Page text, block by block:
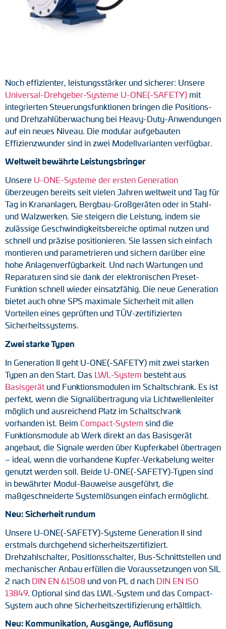
Tacho-Generatoren
Impulsumformer
Frequenz-Spannungs-Wandler
Handmessgeräte
Kabelschutz
Zwischenflansche
Adapterwellen
Drehmomentstützen
DC Motoren
AC Synchrongeneratoren
Noch effizienter, leistungsstärker und sicherer: Unsere
Universal-Drehgeber-Systeme U-ONE(-SAFETY) mit
integrierten Steuerungsfunktionen bringen die Positions-
und Drehzahlüberwachung bei Heavy-Duty-Anwendungen
auf ein neues Niveau. Die modular aufgebauten
Effizienzwunder sind in zwei Modellvarianten verfügbar.
Weltweit bewährte Leistungsbringer
Unsere U-ONE-Systeme der ersten Generation
überzeugen bereits seit vielen Jahren weltweit und Tag für
Tag in Krananlagen, Bergbau-Großgeräten oder in Stahl-
und Walzwerken. Sie steigern die Leistung, indem sie
zulässige Geschwindigkeitsbereiche optimal nutzen und
schnell und präzise positionieren. Sie lassen sich einfach
montieren und parametrieren und sichern darüber eine
hohe Anlagenverfügbarkeit. Und nach Wartungen und
Reparaturen sind sie dank der elektronischen Preset-
Funktion schnell wieder einsatzfähig. Die neue Generation
bietet auch ohne SPS maximale Sicherheit mit allen
Vorteilen eines geprüften und TÜV-zertifizierten
Sicherheitssystems.
Zwei starke Typen
In Generation II geht U-ONE(-SAFETY) mit zwei starken
Typen an den Start. Das LWL-System besteht aus
Basisgerät und Funktionsmodulen im Schaltschrank. Es ist
perfekt, wenn die Signalübertragung via Lichtwellenleiter
möglich und ausreichend Platz im Schaltschrank
vorhanden ist. Beim Compact-System sind die
Funktionsmodule ab Werk direkt an das Basisgerät
angebaut, die Signale werden über Kupferkabel übertragen
– ideal, wenn die vorhandene Kupfer-Verkabelung weiter
genutzt werden soll. Beide U-ONE(-SAFETY)-Typen sind
in bewährter Modul-Bauweise ausgeführt, die
maßgeschneiderte Systemlösungen einfach ermöglicht.
Neu: Sicherheit rundum
Unsere U-ONE(-SAFETY)-Systeme Generation II sind
erstmals durchgehend sicherheitszertifiziert.
Drehzahlschalter, Positionsschalter, Bus-Schnittstellen und
mechanischer Anbau erfüllen die Voraussetzungen von SIL
2 nach DIN EN 61508 und von PL d nach DIN EN ISO
13849. Optional sind das LWL-System und das Compact-
System auch ohne Sicherheitszertifizierung erhältlich.
Neu: Kommunikation, Ausgänge, Auflösung